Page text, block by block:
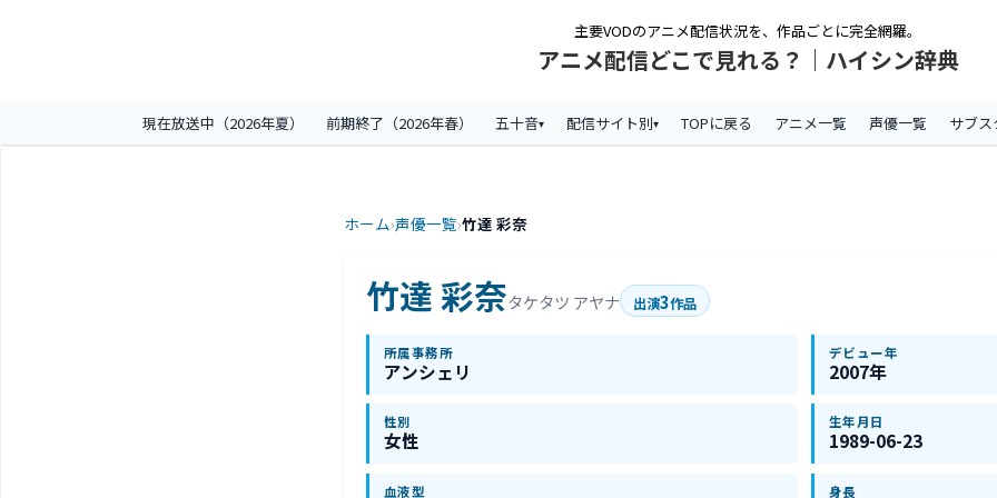
主要VODのアニメ配信状況を、作品ごとに完全網羅。
アニメ配信どこで見れる？｜ハイシン辞典
現在放送中（2026年夏） 前期終了（2026年春） 五十音 配信サイト別 TOPに戻る アニメ一覧 声優一覧 サブ
ホーム›声優一覧›竹達 彩奈
竹達 彩奈タケタツ アヤナ 出演3作品
所属事務所
アンシェリ
デビュー年
2007年
性別
女性
生年月日
1989-06-23
血液型 身長